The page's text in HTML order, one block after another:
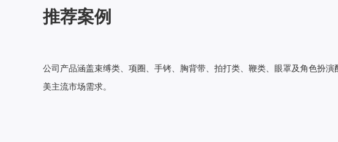
推荐案例
公司产品涵盖束缚类、项圈、手铐、胸背带、拍打类、鞭类、眼罩及角色扮
美主流市场需求。